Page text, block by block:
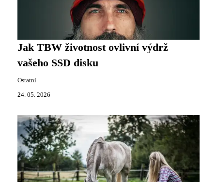
Jak TBW životnost ovlivní výdrž
vašeho SSD disku
Ostatní
24. 05. 2026